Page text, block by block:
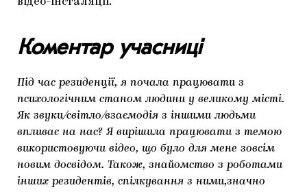
відео-інсталяції.
Коментар учасниці
Під час резиденції, я почала працювати з
психологічним станом людини у великому місті.
Як звуки/світло/взаємодія з іншими людьми
впливає на нас? Я вирішила працювати з темою
використовуючи відео, що було для мене зовсім
новим досвідом. Також, знайомство з роботами
інших резидентів, спілкування з ними,значно